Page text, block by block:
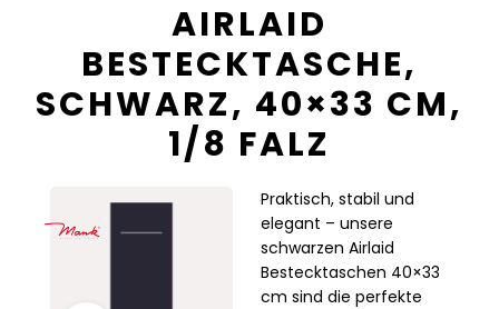
AIRLAID
BESTECKTASCHE,
SCHWARZ, 40×33 CM,
1/8 FALZ
Praktisch, stabil und
elegant – unsere
schwarzen Airlaid
Bestecktaschen 40×33
cm sind die perfekte